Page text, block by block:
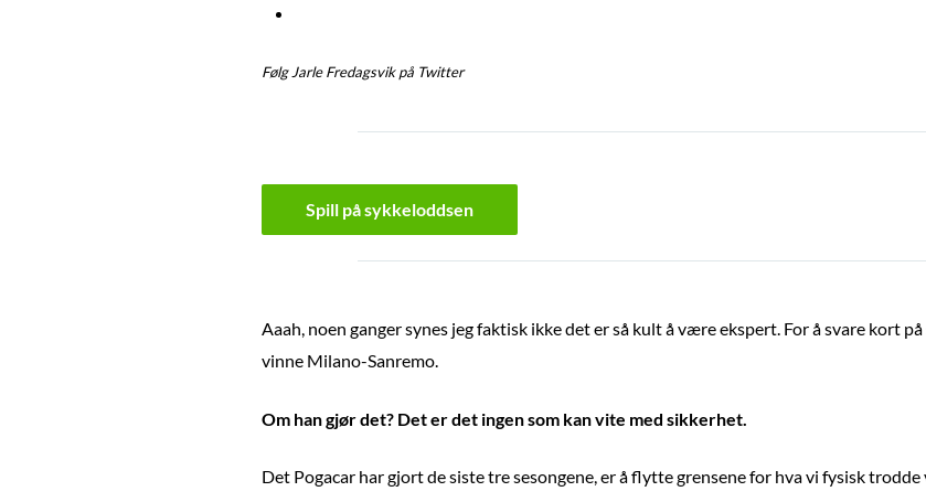
Følg Jarle Fredagsvik på Twitter
Spill på sykkeloddsen
Aaah, noen ganger synes jeg faktisk ikke det er så kult å være ekspert. For å svare kort
vinne Milano-Sanremo.
Om han gjør det? Det er det ingen som kan vite med sikkerhet.
Det Pogacar har gjort de siste tre sesongene, er å flytte grensene for hva vi fysisk